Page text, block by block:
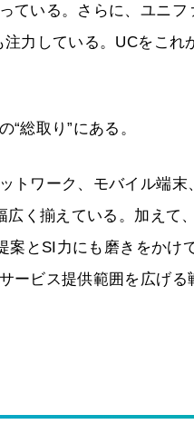
ている。さらに、ユニ
力している。UCをこ
総取り”にある。
トワーク、モバイル端
広く揃えている。加えて
案とSI力にも磨きをかけ
ービス提供範囲を広げる